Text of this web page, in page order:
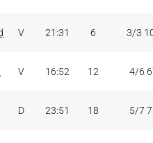
V 21:31 6 3/3
V 16:52 12 4/6
D 23:51 18 5/7